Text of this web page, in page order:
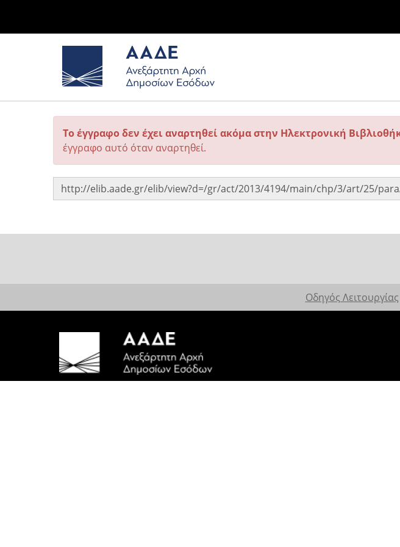
Το έγγραφο δεν έχει αναρτηθεί ακόμα στην Ηλεκτρονική
έγγραφο αυτό όταν αναρτηθεί.
Οδηγός Λειτουργίας